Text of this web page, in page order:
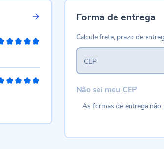
Forma de entrega
Calcule frete, prazo de
CEP
Não sei meu CEP
As formas de entrega